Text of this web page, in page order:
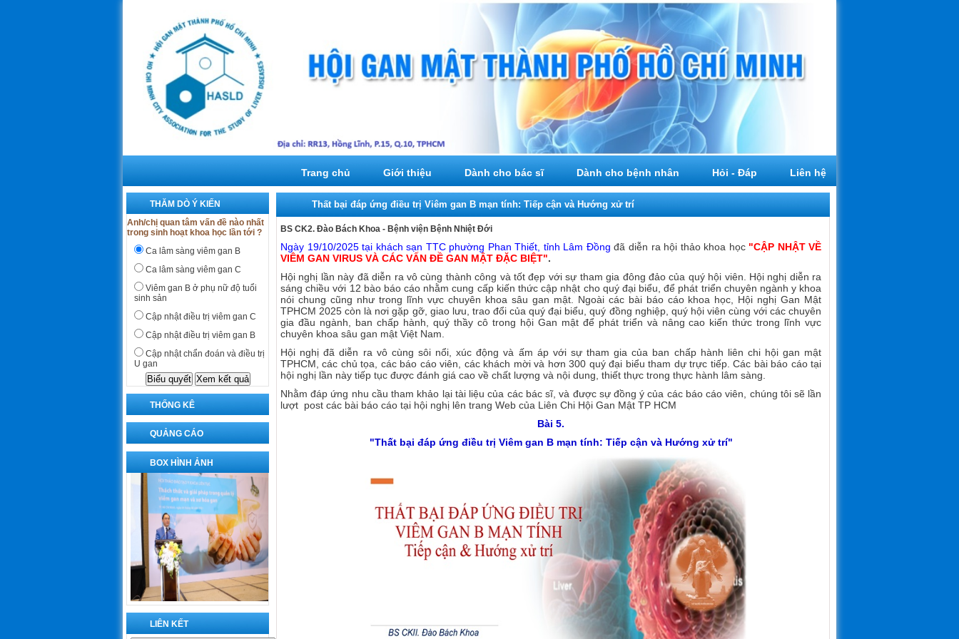
Trang chủ Giới thiệu Dành cho bác sĩ Dành cho bệnh nhân Hỏi - Đáp Liên hệ
THĂM DÒ Ý KIẾN
Anh/chị quan tâm vấn đề nào nhất
trong sinh hoạt khoa học lần tới ?
Ca lâm sàng viêm gan B
Ca lâm sàng viêm gan C
Viêm gan B ở phụ nữ độ tuổi
sinh sản
Cập nhật điều trị viêm gan C
Cập nhật điều trị viêm gan B
Cập nhật chẩn đoán và điều trị
U gan
THỐNG KÊ
QUẢNG CÁO
BOX HÌNH ẢNH
LIÊN KẾT
Thất bại đáp ứng điều trị Viêm gan B mạn tính: Tiếp cận và Hướng xử trí
BS CK2. Đào Bách Khoa - Bệnh viện Bệnh Nhiệt Đới
Ngày 19/10/2025 tại khách sạn TTC phường Phan Thiết, tỉnh Lâm Đồng đã diễn ra hội thảo khoa học "CẬP NHẬT VỀ
VIÊM GAN VIRUS VÀ CÁC VẤN ĐỀ GAN MẬT ĐẶC BIỆT".
Hội nghị lần này đã diễn ra vô cùng thành công và tốt đẹp với sự tham gia đông đảo của quý hội viên. Hội nghị diễn ra
sáng chiều với 12 bào báo cáo nhằm cung cấp kiến thức cập nhật cho quý đại biểu, để phát triển chuyên ngành y khoa
nói chung cũng như trong lĩnh vực chuyên khoa sâu gan mật. Ngoài các bài báo cáo khoa học, Hội nghị Gan Mật
TPHCM 2025 còn là nơi gặp gỡ, giao lưu, trao đổi của quý đại biểu, quý đồng nghiệp, quý hội viên cùng với các chuyên
gia đầu ngành, ban chấp hành, quý thầy cô trong hội Gan mật để phát triển và nâng cao kiến thứctrong lĩnh vực
chuyên khoa sâu gan mật Việt Nam.
Hội nghị đã diễn ra vô cùng sôi nổi, xúc động và ấm áp với sự tham gia của ban chấp hành liên chi hội gan mật
TPHCM, các chủ tọa, các báo cáo viên, các khách mời và hơn 300 quý đại biểu tham dự trực tiếp. Các bài báo cáo tại
hội nghị lần này tiếp tục được đánh giá cao về chất lượng và nội dung, thiết thực trong thực hành lâm sàng.
Nhằm đáp ứng nhu cầu tham khảo lại tài liệu của các bác sĩ, và được sự đồng ý của các báo cáo viên, chúng tôi sẽ lần
lượt post các bài báo cáo tại hội nghị lên trang Web của Liên Chi Hội Gan Mật TP HCM
Bài 5.
"Thất bại đáp ứng điều trị Viêm gan B mạn tính: Tiếp cận và Hướng xử trí"